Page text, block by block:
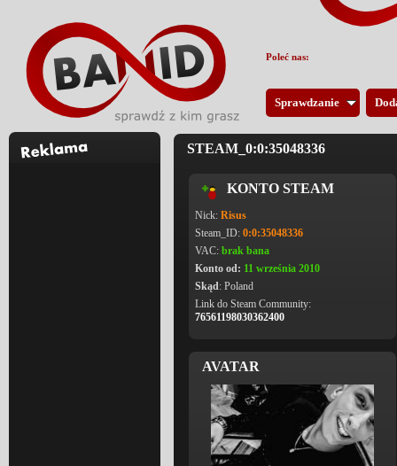
Sprawdzanie
STEAM_0:0:35048336
KONTO STEAM
Nick: Risus
Steam_ID: 0:0:35048336
VAC: brak bana
Konto od: 11 września 2010
Skąd: Poland
Link do Steam Community:
76561198030362400
AVATAR
Poleć nas: